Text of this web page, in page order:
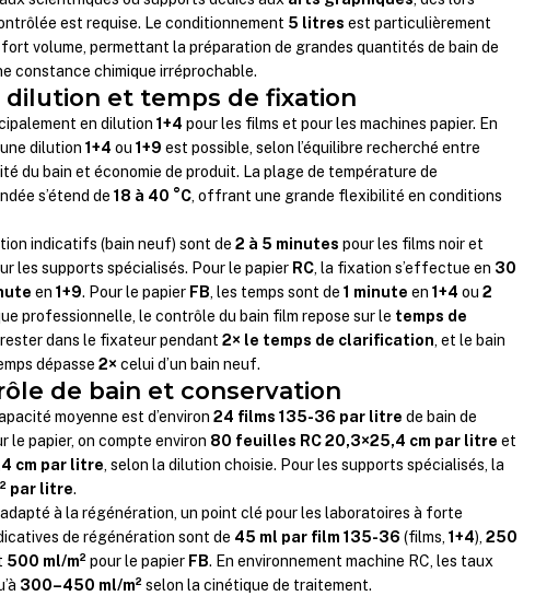
est requise. Le conditionnement 5 litres est particulièrement
volume, permettant la préparation de grandes quantités de bain de
constance chimique irréprochable.
dilution et temps de fixation
en dilution1+4 pour les films et pour les machines papier. En
dilution1+4 ou1+9 est possible, selon l’équilibre recherché entre
du bain et économie de produit. La plage de température de
s’étend de18 à 40 °C, offrant une grande flexibilité en conditions
indicatifs (bain neuf) sont de2 à 5 minutes pour les films noir et
les supports spécialisés. Pour le papier RC, la fixation s’effectue en 30
en1+9. Pour le papier FB, les temps sont de1 minute en1+4 ou2
professionnelle, le contrôle du bain film repose sur le temps de
dans le fixateur pendant2× le temps de clarification, et le bain
dépasse2× celui d’un bain neuf.
de bain et conservation
moyenne est d’environ24 films 135-36 par litre de bain de
le papier, on compte environ 80 feuilles RC 20,3×25,4 cm par litre et
cm par litre, selon la dilution choisie. Pour les supports spécialisés, la
par litre.
à la régénération, un point clé pour les laboratoires à forte
de régénération sont de 45 ml par film 135-36 (films,1+4),250
500 ml/m²pour le papier FB. En environnement machine RC, les taux
300–450 ml/m²selon la cinétique de traitement.